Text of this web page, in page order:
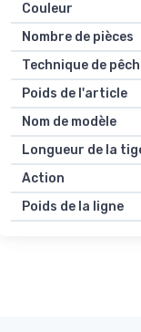
Couleur
Nombre de pièces
Technique de
Poids de l'article
Nom de modèle
Longueur de la
Action
Poids de la ligne